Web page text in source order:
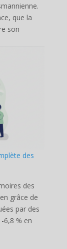
que la
son
des
des
grâce de
par des
6,8 % en